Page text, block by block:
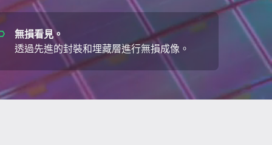
無損看見。
透過先進的封裝和埋藏層進行無損成像。